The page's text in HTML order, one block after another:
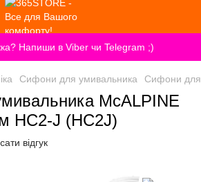
Напиши в Viber чи Telegram ;)
Сифони для умивальника Сифони для
McALPINE
HC2-J (HC2J)
відгук